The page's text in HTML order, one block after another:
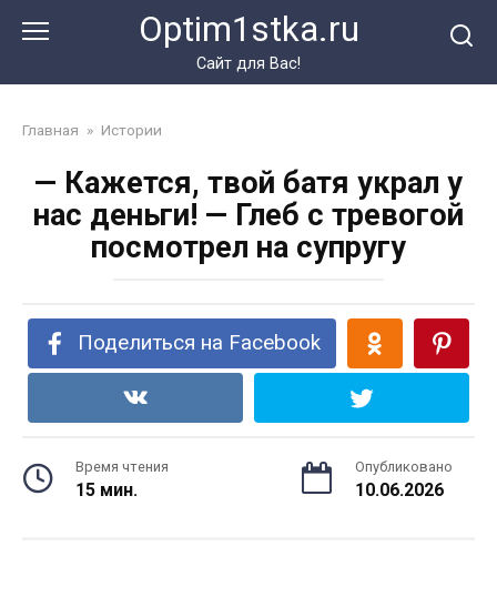
Optim1stka.ru
Сайт для Вас!
Главная » Истории
— Кажется, твой батя украл у
нас деньги! — Глеб с тревогой
посмотрел на супругу
Поделиться на Facebook
Время чтения
15 мин.
Опубликовано
10.06.2026